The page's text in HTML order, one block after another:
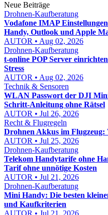
Neue Beiträge
Drohnen-Kaufberatung
Vodafone IMAP
Handy, Outlook und Apple
AUTOR • Aug 02, 2026
Drohnen-Kaufberatung
t-online POP Server
Stress
AUTOR • Aug 02, 2026
Technik & Sensoren
WLAN Passwort der DJI
Schritt-Anleitung ohne Rätsel
AUTOR • Jul 26, 2026
Recht & Flugregeln
Drohnen Akkus im Flugzeug:
AUTOR • Jul 25, 2026
Drohnen-Kaufberatung
Telekom Handytarife ohne
Tarif ohne unnötige Kosten
AUTOR • Jul 21, 2026
Drohnen-Kaufberatung
Mini Handy: Die besten
und Kaufkriterien
AUTOR • Jul 21, 2026